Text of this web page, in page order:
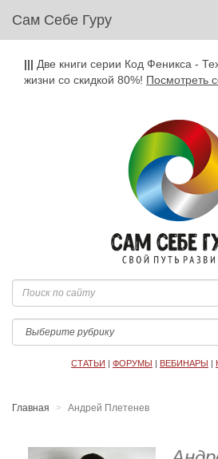
Сам Себе Гуру
||| Две книги серии Код Феникса -
жизни со скидкой 80%! Посмотреть
СТАТЬИ | ФОРУМЫ | ВЕБИНАРЫ |
Главная Андрей Плетенев